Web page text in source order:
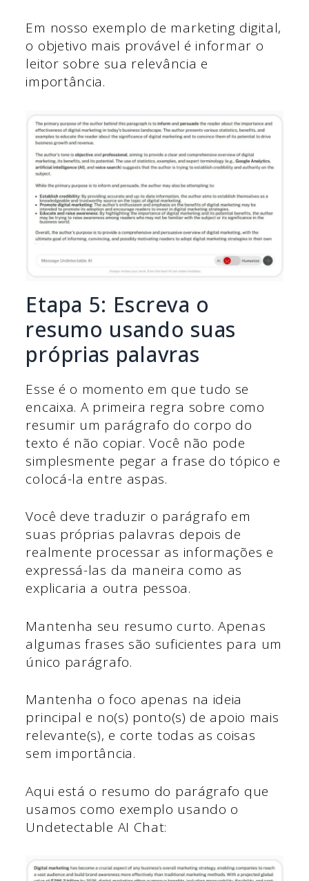
Em nosso exemplo de marketing digital,
o objetivo mais provável é informar o
leitor sobre sua relevância e
importância.
Etapa 5: Escreva o
resumo usando suas
próprias palavras
Esse é o momento em que tudo se
encaixa. A primeira regra sobre como
resumir um parágrafo do corpo do
texto é não copiar. Você não pode
simplesmente pegar a frase do tópico e
colocá-la entre aspas.
Você deve traduzir o parágrafo em
suas próprias palavras depois de
realmente processar as informações e
expressá-las da maneira como as
explicaria a outra pessoa.
Mantenha seu resumo curto. Apenas
algumas frases são suficientes para um
único parágrafo.
Mantenha o foco apenas na ideia
principal e no(s) ponto(s) de apoio mais
relevante(s), e corte todas as coisas
sem importância.
Aqui está o resumo do parágrafo que
usamos como exemplo usando o
Undetectable AI Chat: